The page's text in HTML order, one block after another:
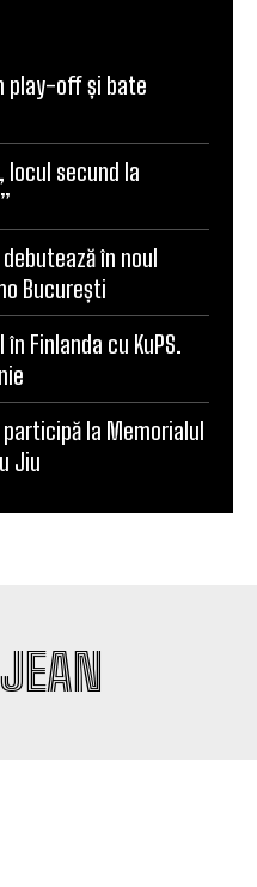
play-off și bate
locul secund la
în noul
București
Finlanda cu KuPS.
participă la Memorialul
Jiu